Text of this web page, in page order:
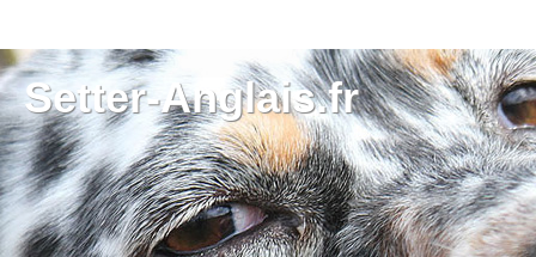
Setter-Anglais.fr